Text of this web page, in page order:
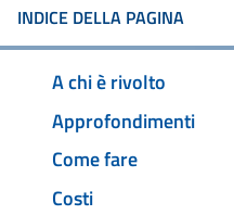
INDICE DELLA PAGINA
A chi è rivolto
Approfondimenti
Come fare
Costi